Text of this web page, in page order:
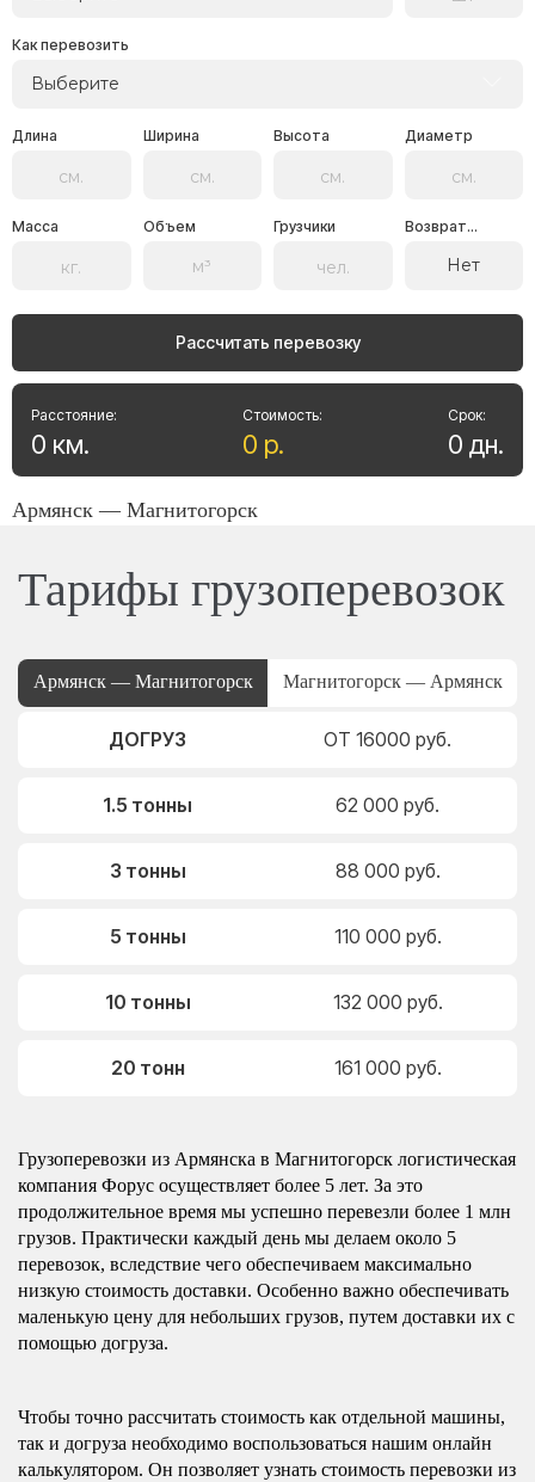
Как перевозить
Выберите
Длина Ширина Высота Диаметр
Масса Объем Грузчики Возврат...
Нет
Рассчитать перевозку
Стоимость:
0 р.
Расстояние:
0 км.
Срок:
0 дн.
Армянск — Магнитогорск
Тарифы грузоперевозок
Армянск — Магнитогорск Магнитогорск — Армянск
ДОГРУЗ ОТ 16000 руб.
1.5 тонны 62 000 руб.
3 тонны 88 000 руб.
5 тонны 110 000 руб.
10 тонны 132 000 руб.
20 тонн 161 000 руб.
Грузоперевозки из Армянска в Магнитогорск логистическая
компания Форус осуществляет более 5 лет. За это
продолжительное время мы успешно перевезли более 1 млн
грузов. Практически каждый день мы делаем около 5
перевозок, вследствие чего обеспечиваем максимально
низкую стоимость доставки. Особенно важно обеспечивать
маленькую цену для небольших грузов, путем доставки их с
помощью догруза.
Чтобы точно рассчитать стоимость как отдельной машины,
так и догруза необходимо воспользоваться нашим онлайн
калькулятором. Он позволяет узнать стоимость перевозки из